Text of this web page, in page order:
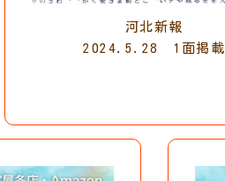
河北新報
2024.5.28 1面掲載